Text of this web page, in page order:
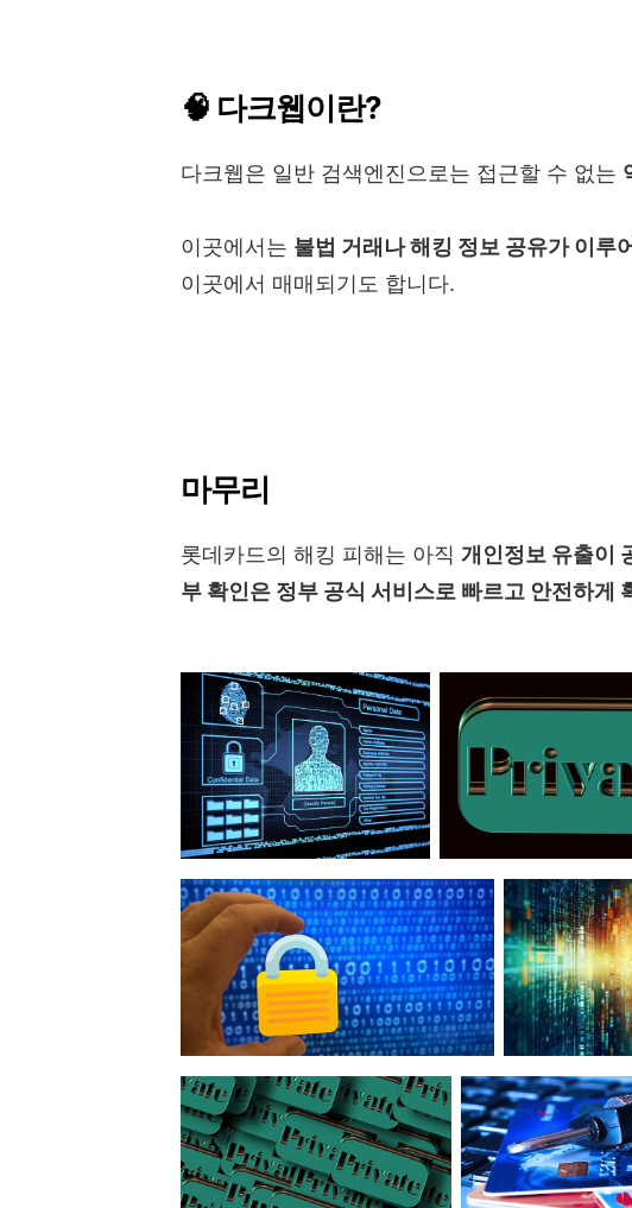
🧠 다크웹이란?
다크웹은 일반 검색엔진으로는 접근할 수 없는
이곳에서는 불법 거래나 해킹 정보 공유가 이루
이곳에서 매매되기도 합니다.
마무리
롯데카드의 해킹 피해는 아직 개인정보 유출이
부 확인은 정부 공식 서비스로 빠르고 안전하게